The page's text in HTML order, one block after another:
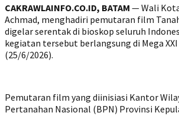
CAKRAWLAINFO.CO.ID, BATAM — Wali
Achmad, menghadiri pemutaran film
digelar serentak di bioskop seluruh
kegiatan tersebut berlangsung di Mega
(25/6/2026).
Pemutaran film yang diinisiasi Kantor
Pertanahan Nasional (BPN) Provinsi